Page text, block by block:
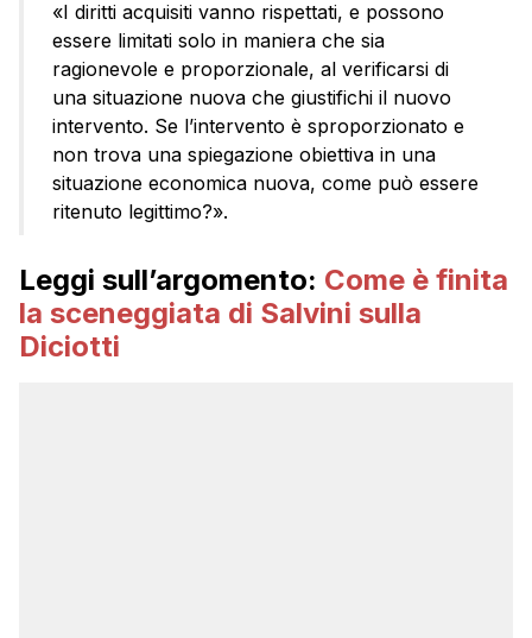
«I diritti acquisiti vanno rispettati, e possono
essere limitati solo in maniera che sia
ragionevole e proporzionale, al verificarsi di
una situazione nuova che giustifichi il nuovo
intervento. Se l’intervento è sproporzionato e
non trova una spiegazione obiettiva in una
situazione economica nuova, come può essere
ritenuto legittimo?».
Leggi sull’argomento: Come è finita
la sceneggiata di Salvini sulla
Diciotti